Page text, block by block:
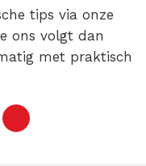
tips via onze
ons volgt dan
met praktisch